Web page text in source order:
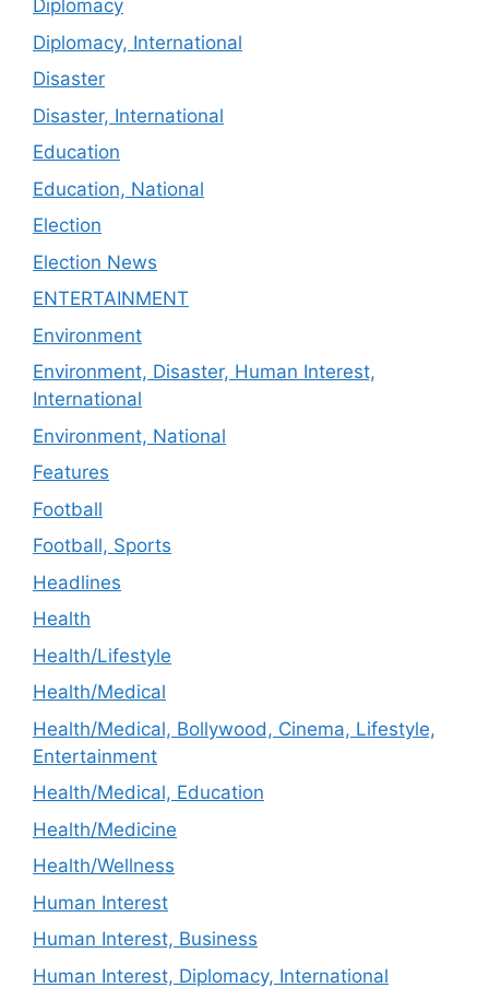
Diplomacy
Diplomacy, International
Disaster
Disaster, International
Education
Education, National
Election
Election News
ENTERTAINMENT
Environment
Environment, Disaster, Human Interest,
International
Environment, National
Features
Football
Football, Sports
Headlines
Health
Health/Lifestyle
Health/Medical
Health/Medical, Bollywood, Cinema, Lifestyle,
Entertainment
Health/Medical, Education
Health/Medicine
Health/Wellness
Human Interest
Human Interest, Business
Human Interest, Diplomacy, International